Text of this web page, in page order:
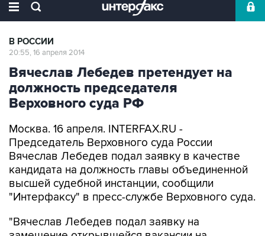
В РОССИИ
20:55, 16 апреля 2014
Вячеслав Лебедев претендует на
должность председателя
Верховного суда РФ
Москва. 16 апреля. INTERFAX.RU -
Председатель Верховного суда России
Вячеслав Лебедев подал заявку в качестве
кандидата на должность главы объединенной
высшей судебной инстанции, сообщили
"Интерфаксу" в пресс-службе Верховного суда.
"Вячеслав Лебедев подал заявку на